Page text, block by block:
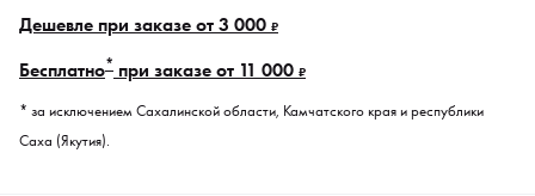
Дешевле при заказе от 3 000 ₽
Бесплатно* при заказе от 11 000 ₽
* за исключением Сахалинской области, Камчатского края и республики
Саха (Якутия).